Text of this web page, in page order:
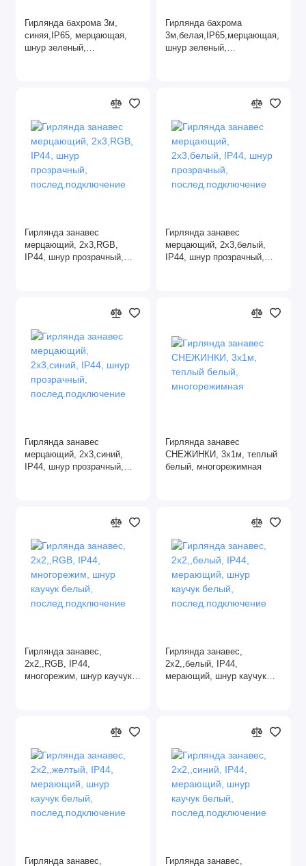
Гирлянда бахрома 3м,
синяя,IP65, мерцающая,
шнур зеленый,
Гирлянда бахрома
3м,белая,IP65,мерцающая,
шнур зеленый,
Гирлянда занавес
мерцающий, 2х3,RGB,
IP44, шнур прозрачный,
Гирлянда занавес
мерцающий, 2х3,белый,
IP44, шнур прозрачный,
Гирлянда занавес
мерцающий, 2х3,синий,
IP44, шнур прозрачный,
Гирлянда занавес
СНЕЖИНКИ, 3х1м, теплый
белый, многорежимная
Гирлянда занавес,
2х2,,RGB, IP44,
многорежим, шнур каучук
Гирлянда занавес,
2х2,,белый, IP44,
мерающий, шнур каучук
Гирлянда занавес, Гирлянда занавес,